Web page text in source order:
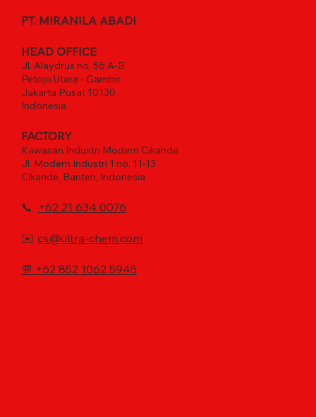
PT. MIRANILA ABADI
HEAD OFFICE
Jl. Alaydrus no. 56 A-B
Petojo Utara - Gambir
Jakarta Pusat 10130
Indonesia
FACTORY
Kawasan Industri Modern Cikande
Jl. Modern Industri 1 no. 11-13
Cikande, Banten, Indonesia
📞 +62 21 634 0076
✉️ cs@ultra-chem.com
💬 +62 852 1062 5945